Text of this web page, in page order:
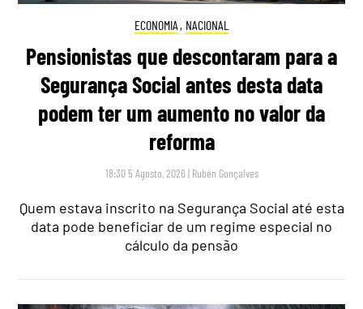
ECONOMIA , NACIONAL
Pensionistas que descontaram para a
Segurança Social antes desta data
podem ter um aumento no valor da
reforma
18:30 5 Agosto, 2026 | Rubén Gonçalves
Quem estava inscrito na Segurança Social até esta
data pode beneficiar de um regime especial no
cálculo da pensão